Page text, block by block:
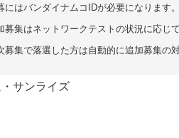
はバンダイナムコIDが必要になります。
募集はネットワークテストの状況に応じ
募集で落選した方は自動的に追加募集の対
サンライズ